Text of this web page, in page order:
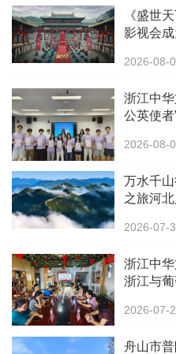
《盛世
影视会
2026-08-
浙江中
公英使
2026-08-
万水千
之旅河
2026-07-
浙江中
浙江与
2026-07-
舟山市